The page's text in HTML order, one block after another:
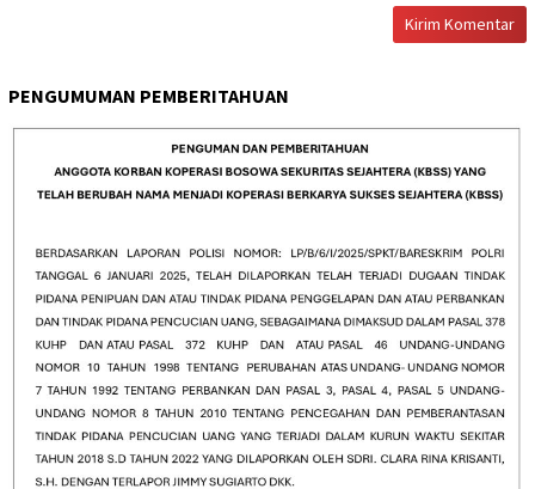
PENGUMUMAN PEMBERITAHUAN